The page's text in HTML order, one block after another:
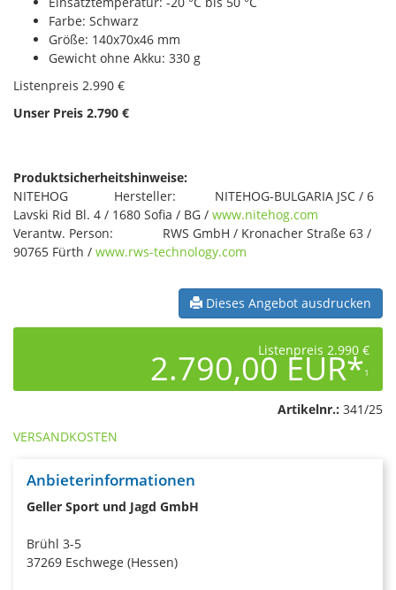
Farbe: Schwarz
Größe: 140x70x46 mm
Gewicht ohne Akku: 330 g
Listenpreis 2.990 €
Unser Preis 2.790 €
Produktsicherheitshinweise:
NITEHOG Hersteller: NITEHOG-BULGARIA JSC / 6
Lavski Rid Bl. 4 / 1680 Sofia / BG / www.nitehog.com
Verantw. Person: RWS GmbH / Kronacher Straße 63 /
90765 Fürth / www.rws-technology.com
Dieses Angebot ausdrucken
Listenpreis 2.990 €
2.790,00 EUR*1
Artikelnr.: 341/25
VERSANDKOSTEN
Anbieterinformationen
Geller Sport und Jagd GmbH
Brühl 3-5
37269 Eschwege (Hessen)